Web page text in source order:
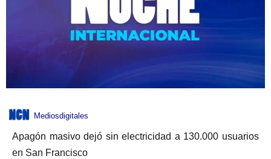
Mediosdigitales
Apagón masivo dejó sin electricidad a 130.000 usuarios
en San Francisco